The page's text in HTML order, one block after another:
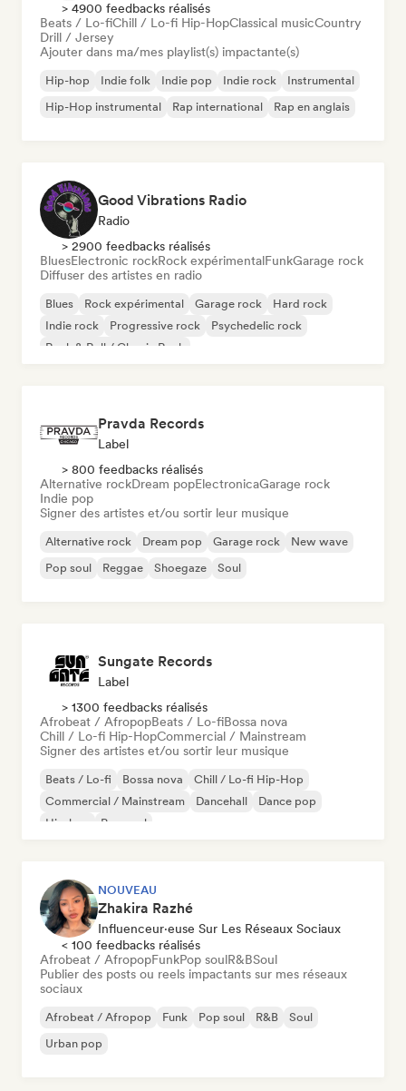
> 4900 feedbacks réalisés
Beats / Lo-fiChill / Lo-fi Hip-HopClassical musicCountry
Drill / Jersey
Ajouter dans ma/mes playlist(s) impactante(s)
Hip-hop Indie folk Indie pop Indie rock
Instrumental
Hip-Hop instrumental
Rap international Rap en anglais
Good Vibrations Radio
Radio
> 2900 feedbacks réalisés
BluesElectronic rockRock expérimentalFunkGarage rock
Diffuser des artistes en radio
Blues Rock expérimental Garage rock
Hard rock
Indie rock
Progressive rock
Psychedelic rock
Rock & Roll / Classic Rock
Pravda Records
Label
> 800 feedbacks réalisés
Alternative rockDream popElectronicaGarage rock
Indie pop
Signer des artistes et/ou sortir leur musique
Alternative rock Dream pop Garage rock
New wave
Pop soul
Reggae Shoegaze Soul
Sungate Records
Label
> 1300 feedbacks réalisés
Afrobeat / AfropopBeats / Lo-fiBossa nova
Chill / Lo-fi Hip-HopCommercial / Mainstream
Signer des artistes et/ou sortir leur musique
Beats / Lo-fi Bossa nova
Chill / Lo-fi Hip-Hop
Commercial / Mainstream
Dancehall
Dance pop
Hip-hop
Pop soul
NOUVEAU
Zhakira Razhé
Influenceur·euse Sur Les Réseaux Sociaux
< 100 feedbacks réalisés
Afrobeat / AfropopFunkPop soulR&BSoul
Publier des posts ou reels impactants sur mes réseaux
sociaux
Afrobeat / Afropop Funk Pop soul R&B
Soul
Urban pop